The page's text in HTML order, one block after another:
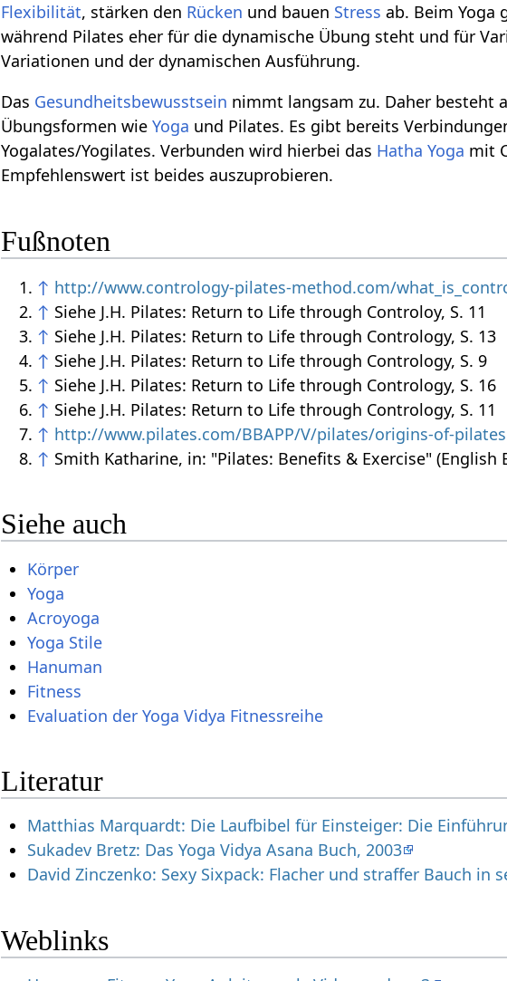
Flexibilität, stärken den Rücken und bauen Stress ab. Beim Yoga
während Pilates eher für die dynamische Übung steht und für
Variationen und der dynamischen Ausführung.
Das Gesundheitsbewusstsein nimmt langsam zu. Daher besteht
Übungsformen wieYoga und Pilates. Es gibt bereits
Yogalates/Yogilates. Verbunden wird hierbei das Hatha Yoga mit
Empfehlenswert ist beides auszuprobieren.
Fußnoten
↑ http://www.contrology-pilates-method.com/
↑ Siehe J.H. Pilates: Return to Life through Controloy, S. 11
↑ Siehe J.H. Pilates: Return to Life through Contrology, S. 13
↑ Siehe J.H. Pilates: Return to Life through Contrology, S. 9
↑ Siehe J.H. Pilates: Return to Life through Contrology, S. 16
↑ Siehe J.H. Pilates: Return to Life through Contrology, S. 11
↑ http://www.pilates.com/BBAPP/V/pilates/origins-of-
↑ Smith Katharine, in: "Pilates: Benefits & Exercise" (English
Siehe auch
Körper
Yoga
Acroyoga
Yoga Stile
Hanuman
Fitness
Evaluation der Yoga Vidya Fitnessreihe
Literatur
Matthias Marquardt: Die Laufbibel für Einsteiger: Die
Sukadev Bretz: Das Yoga Vidya Asana Buch, 2003
David Zinczenko: Sexy Sixpack: Flacher und straffer Bauch in
Weblinks